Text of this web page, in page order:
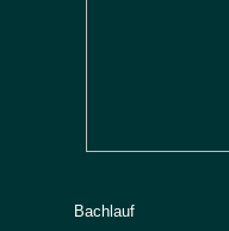
Bachlauf